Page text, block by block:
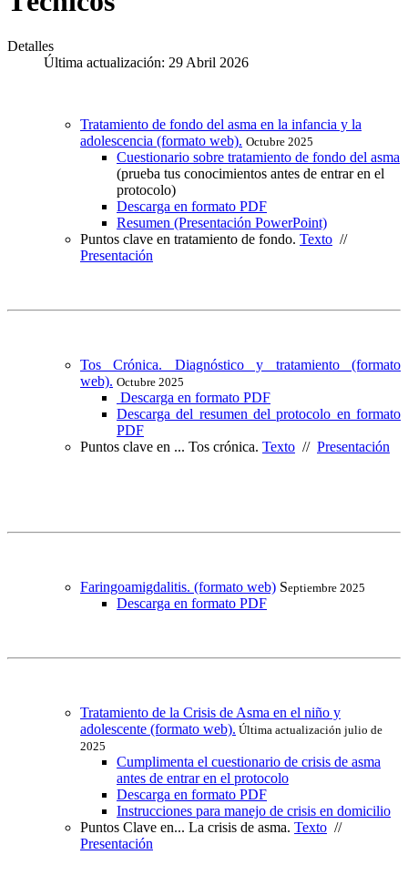
Detalles
Última actualización: 29 Abril 2026
Tratamiento de fondo del asma en la infancia y la
adolescencia (formato web). Octubre 2025
Cuestionario sobre tratamiento de fondo del asma
(prueba tus conocimientos antes de entrar en el
protocolo)
Descarga en formato PDF
Resumen (Presentación PowerPoint)
Puntos clave en tratamiento de fondo. Texto //
Presentación
Tos Crónica. Diagnóstico y tratamiento (formato
web). Octubre 2025
Descarga en formato PDF
Descarga del resumen del protocolo en formato
PDF
Puntos clave en ... Tos crónica. Texto // Presentación
Faringoamigdalitis. (formato web) Septiembre 2025
Descarga en formato PDF
Tratamiento de la Crisis de Asma en el niño y
adolescente (formato web). Última actualización julio de
2025
Cumplimenta el cuestionario de crisis de asma
antes de entrar en el protocolo
Descarga en formato PDF
Instrucciones para manejo de crisis en domicilio
Puntos Clave en... La crisis de asma. Texto //
Presentación